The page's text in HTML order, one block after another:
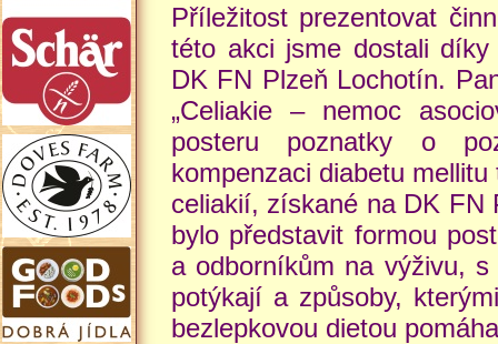
Příležitost prezentovat
této akci jsme dostali
DK FN Plzeň Lochotín.
„Celiakie – nemoc
posteru poznatky o
kompenzaci diabetu
celiakií, získané na DK FN
bylo představit formou
a odborníkům na výživu,
potýkají a způsoby,
bezlepkovou dietou